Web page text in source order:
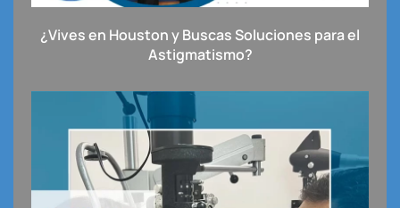
¿Vives en Houston y Buscas Soluciones para el
Astigmatismo?